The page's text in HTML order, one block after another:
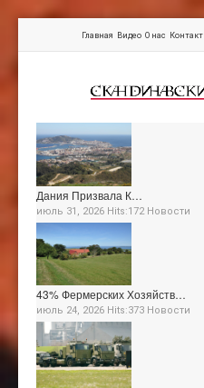
Главная Видео О нас Контакт
Дания Призвала К…
июль 31, 2026 Hits:172 Новости
43% Фермерских Хозяйств…
июль 24, 2026 Hits:373 Новости